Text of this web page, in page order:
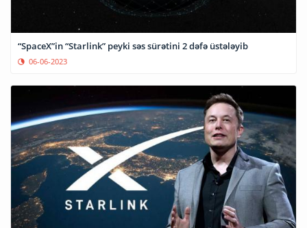
“SpaceX”in “Starlink” peyki səs sürətini 2 dəfə üstələyib
06-06-2023